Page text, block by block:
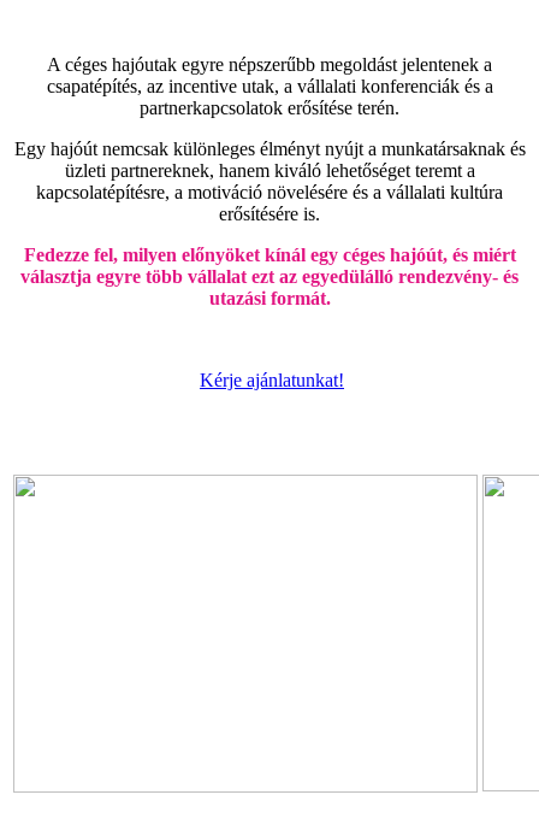
A céges hajóutak egyre népszerűbb megoldást jelentenek a
csapatépítés, az incentive utak, a vállalati konferenciák és a
partnerkapcsolatok erősítése terén.
Egy hajóút nemcsak különleges élményt nyújt a munkatársaknak és
üzleti partnereknek, hanem kiváló lehetőséget teremt a
kapcsolatépítésre, a motiváció növelésére és a vállalati kultúra
erősítésére is.
Fedezze fel, milyen előnyöket kínál egy céges hajóút, és miért
választja egyre több vállalat ezt az egyedülálló rendezvény- és
utazási formát.
Kérje ajánlatunkat!